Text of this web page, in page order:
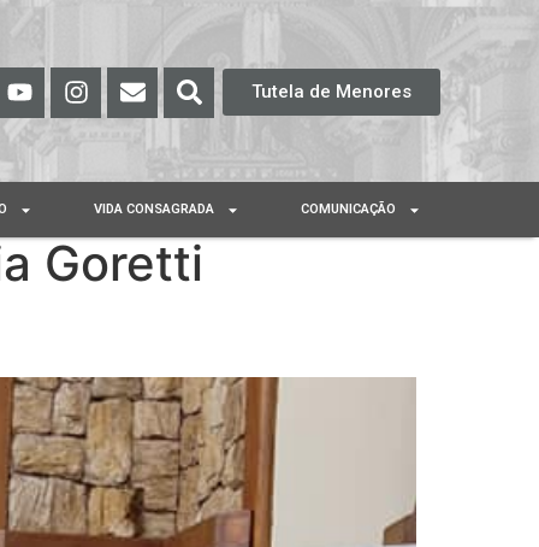
Tutela de Menores
VIDA CONSAGRADA COMUNICAÇÃO
Goretti